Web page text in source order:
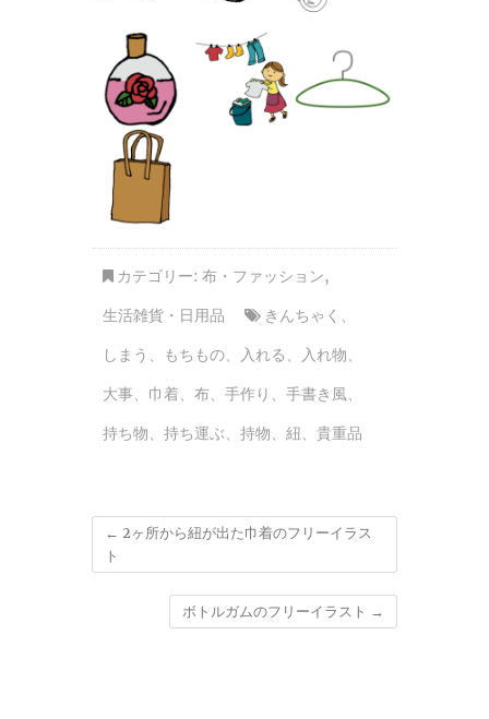
カテゴリー: 布・ファッション,
生活雑貨・日用品
きんちゃく 、
しまう 、 もちもの、 入れる 、 入れ物、
大事、 巾着、 布、 手作り 、 手書き風、
持ち物、 持ち運ぶ、 持物、 紐、 貴重品
← 2ヶ所から紐が出た巾着のフリーイラス
ト
ボトルガムのフリーイラスト →